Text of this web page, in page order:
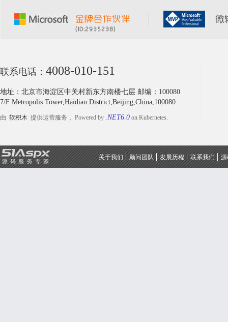
联系电话： 4008-010-151
地址：北京市海淀区中关村新东方南楼七层 邮编：100080
7/F Metropolis Tower,Haidian District,Beijing,China,100080
由 软积木 提供运营服务， Powered by .NET6.0 on Kubernetes.
关于我们 顾问团队 发展历程 联系我们